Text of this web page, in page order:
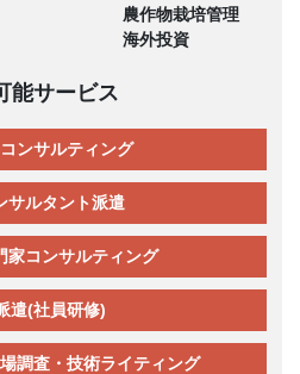
農作物栽培管理
海外投資
能サービス
ンサルティング
サルタント派遣
家コンサルティング
遣(社員研修)
調査・技術ライティング